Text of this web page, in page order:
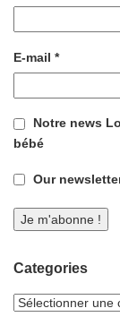
E-mail *
Notre news
bébé
Our
Categories